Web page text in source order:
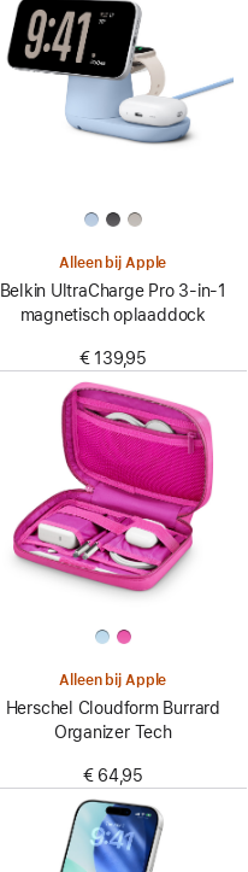
Alleen bij Apple
Belkin UltraCharge Pro 3-in-1
magnetisch oplaaddock
€ 139,95
Alleen bij Apple
Herschel Cloudform Burrard
Organizer Tech
€ 64,95